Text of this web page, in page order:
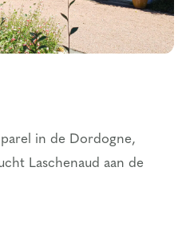
in de Dordogne,
Laschenaud aan de